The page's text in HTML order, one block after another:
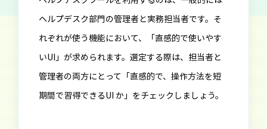
ヘルプデスク部門の管理者と実務担当者です。そ
れぞれが使う機能において、「直感的で使いやす
いUI」が求められます。選定する際は、担当者と
管理者の両方にとって「直感的で、操作方法を短
期間で習得できるUI か」をチェックしましょう。